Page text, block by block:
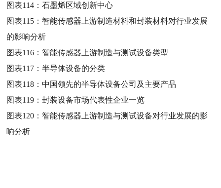
图表114：石墨烯区域创新中心
图表115： 智能传感器上游制造材料和封装材料对行业发展
的影响分析
图表116： 智能传感器上游制造与测试设备类型
图表117：半导体设备的分类
图表118：中国领先的半导体设备公司及主要产品
图表119：封装设备市场代表性企业一览
图表120： 智能传感器上游制造与测试设备对行业发展的影
响分析